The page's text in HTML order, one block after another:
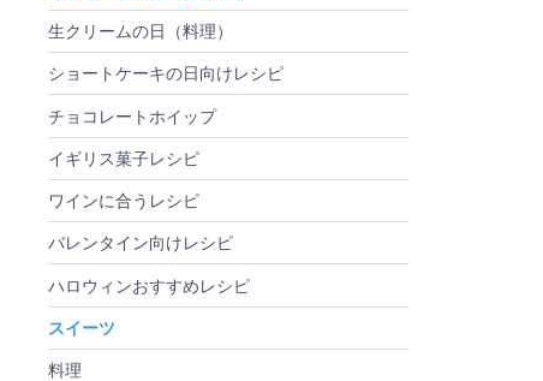
生クリームの日（料理）
ショートケーキの日向けレシピ
チョコレートホイップ
イギリス菓子レシピ
ワインに合うレシピ
バレンタイン向けレシピ
ハロウィンおすすめレシピ
スイーツ
料理